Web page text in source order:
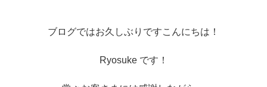
ブログではお久しぶりですこんにちは！
Ryosuke です！